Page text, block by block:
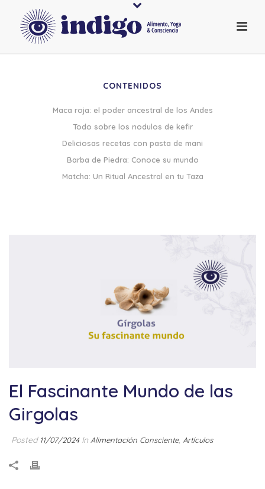
El Fascinante Mundo de las
Girgolas
Posted 11/07/2024In Alimentación Consciente, Artículos
CONTENIDOS
Maca roja: el poder ancestral de los Andes
Todo sobre los nodulos de kefir
Deliciosas recetas con pasta de mani
Barba de Piedra: Conoce su mundo
Matcha: Un Ritual Ancestral en tu Taza